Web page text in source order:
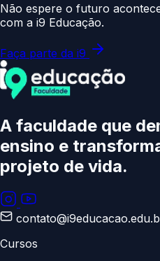
Não espere o futuro
com a i9 Educação.
Faça parte da i9
A faculdade que
ensino e
projeto de vida.
Cursos